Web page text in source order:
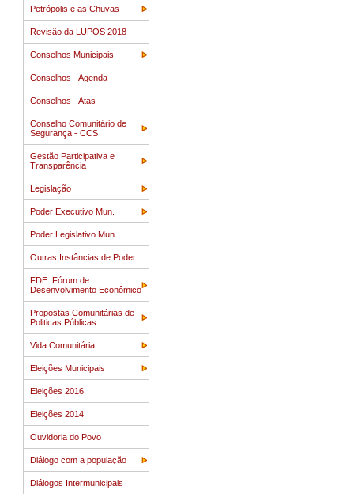
Petrópolis e as Chuvas
Revisão da LUPOS 2018
Conselhos Municipais
Conselhos - Agenda
Conselhos - Atas
Conselho Comunitário de
Segurança - CCS
Gestão Participativa e
Transparência
Legislação
Poder Executivo Mun.
Poder Legislativo Mun.
Outras Instâncias de Poder
FDE: Fórum de
Desenvolvimento Econômico
Propostas Comunitárias de
Politicas Públicas
Vida Comunitária
Eleições Municipais
Eleições 2016
Eleições 2014
Ouvidoria do Povo
Diálogo com a população
Diálogos Intermunicipais